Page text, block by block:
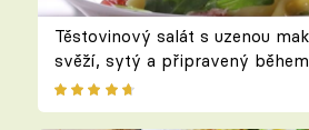
Těstovinový salát s uzenou
svěží, sytý a připravený